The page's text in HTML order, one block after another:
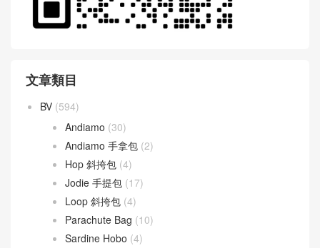
文章類目
BV (594)
Andiamo (30)
Andiamo 手拿包 (2)
Hop 斜挎包 (4)
Jodie 手提包 (17)
Loop 斜挎包 (4)
Parachute Bag (10)
Sardine Hobo (4)